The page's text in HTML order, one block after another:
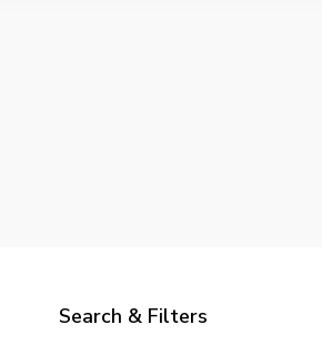
Search & Filters